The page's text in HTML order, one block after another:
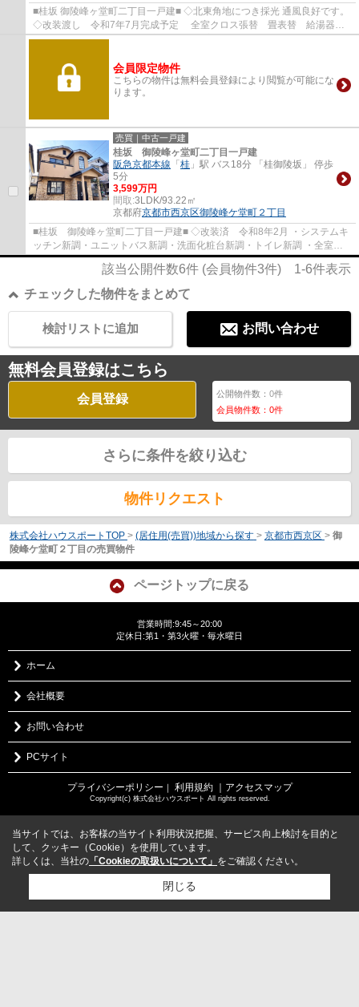
■桂坂 御陵峰ヶ堂町二丁目一戸建■ ◇北東角地につき採光 通風良好です。
◇改装渡し 令和7年7月完成予定 全室クロス張替 畳表替 給湯器交
換 ベランダ防水工事 外壁塗装工事 美装...
会員限定物件
こちらの物件は無料会員登録により閲覧が可能にな
ります。
売買｜中古一戸建
桂坂 御陵峰ヶ堂町二丁目一戸建
阪急京都本線 「桂 」駅 バス18分 「桂御陵坂」 停歩
5分
3,599万円
間取:3LDK/93.22㎡
京都府京都市西京区御陵峰ケ堂町２丁目
■桂坂 御陵峰ヶ堂町二丁目一戸建■ ◇改装済 令和8年2月 ・システムキ
ッチン新調・ユニットバス新調・洗面化粧台新調・トイレ新調 ・全室ク
ロス張替・フロアタイル上張・CF張替・ハウ...
該当公開件数6件 (会員物件3件) 1-6件表示
チェックした物件をまとめて
お問い合わせ
検討リストに追加
無料会員登録はこちら
会員登録 公開物件数：0件
会員物件数：0件
さらに条件を絞り込む
物件リクエスト
株式会社ハウスポートTOP > (居住用(売買))地域から探す > 京都市西京区 > 御
陵峰ケ堂町２丁目の売買物件
ページトップに戻る
営業時間:9:45～20:00
定休日:第1・第3火曜・毎水曜日
ホーム
会社概要
お問い合わせ
PCサイト
プライバシーポリシー ｜ 利用規約 ｜アクセスマップ
Copyright(c) 株式会社ハウスポート All rights reserved.
当サイトでは、お客様の当サイト利用状況把握、サービス向上検討を目的と
して、クッキー（Cookie）を使用しています。
詳しくは、当社の 「Cookieの取扱いについて」 をご確認ください。
閉じる